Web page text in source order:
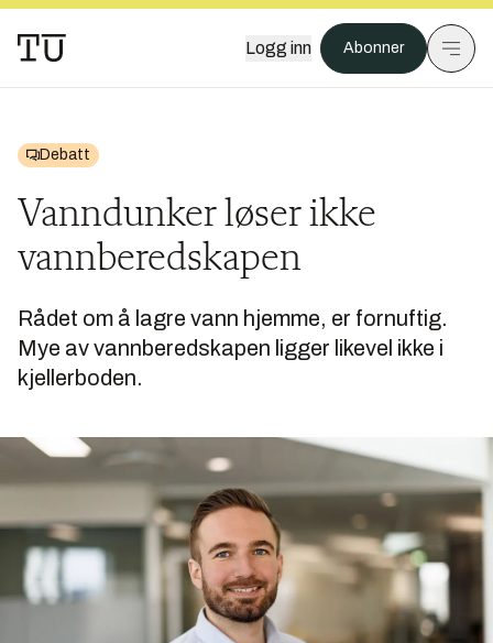
Logg inn Abonner
Debatt
Vanndunker løser ikke
vannberedskapen
Rådet om å lagre vann hjemme, er fornuftig.
Mye av vannberedskapen ligger likevel ikke i
kjellerboden.